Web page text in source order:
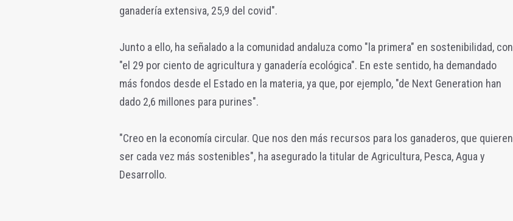
ganadería extensiva, 25,9 del covid".
Junto a ello, ha señalado a la comunidad andaluza como "la primera" en sostenibilidad, con
"el 29 por ciento de agricultura y ganadería ecológica". En este sentido, ha demandado
más fondos desde el Estado en la materia, ya que, por ejemplo, "de Next Generation han
dado 2,6 millones para purines".
"Creo en la economía circular. Que nos den más recursos para los ganaderos, que quieren
ser cada vez más sostenibles", ha asegurado la titular de Agricultura, Pesca, Agua y
Desarrollo.